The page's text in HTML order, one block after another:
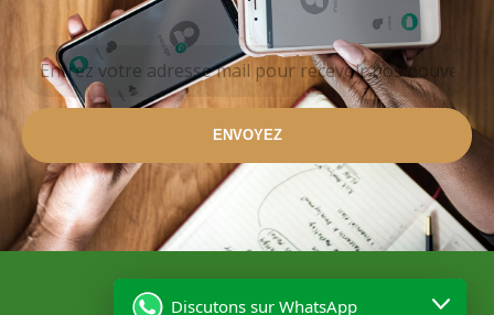
ENVOYEZ
Discutons sur WhatsApp